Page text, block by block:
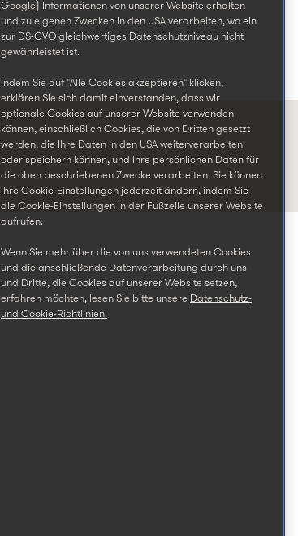
Google) Informationen von unserer Website erhalten
und zu eigenen Zwecken in den USA verarbeiten, wo ein
zur DS-GVO gleichwertiges Datenschutzniveau nicht
gewährleistet ist.
Indem Sie auf "Alle Cookies akzeptieren" klicken,
erklären Sie sich damit einverstanden, dass wir
optionale Cookies auf unserer Website verwenden
können, einschließlich Cookies, die von Dritten gesetzt
werden, die Ihre Daten in den USA weiterverarbeiten
oder speichern können, und Ihre persönlichen Daten für
die oben beschriebenen Zwecke verarbeiten. Sie können
Ihre Cookie-Einstellungen jederzeit ändern, indem Sie
die Cookie-Einstellungen in der Fußzeile unserer Website
aufrufen.
Wenn Sie mehr über die von uns verwendeten Cookies
und die anschließende Datenverarbeitung durch uns
und Dritte, die Cookies auf unserer Website setzen,
erfahren möchten, lesen Sie bitte unsere Datenschutz-
und Cookie-Richtlinien.